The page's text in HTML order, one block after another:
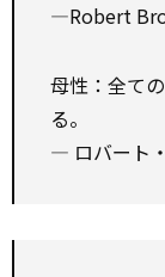
—Robert
母性：全て
る。
― ロバート